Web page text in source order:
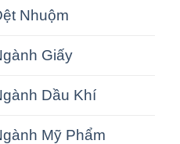
Nhuộm
Giấy
Dầu Khí
Mỹ Phẩm